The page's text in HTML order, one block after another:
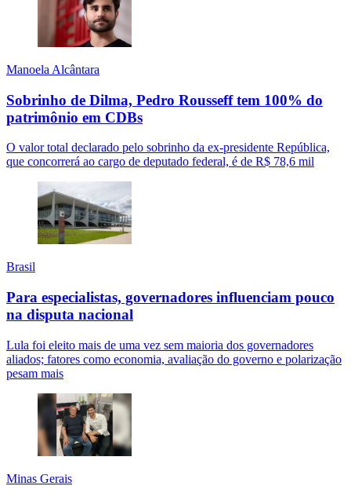
Manoela Alcântara
Sobrinho de Dilma, Pedro Rousseff tem 100% do
patrimônio em CDBs
O valor total declarado pelo sobrinho da ex-presidente República,
que concorrerá ao cargo de deputado federal, é de R$ 78,6 mil
Brasil
Para especialistas, governadores influenciam pouco
na disputa nacional
Lula foi eleito mais de uma vez sem maioria dos governadores
aliados; fatores como economia, avaliação do governo e polarização
pesam mais
Minas Gerais